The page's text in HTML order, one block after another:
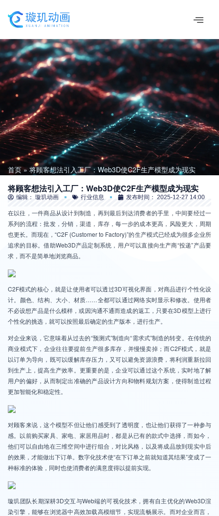
容
首页 将顾客想法引入工厂：Web3D使C2F生产模型成为现实
将顾客想法引入工厂：Web3D使C2F生产模型成为现实
编辑： 璇玑动画 行业信息 发布时间： 2025-12-27 14:00
在以往，一件商品从设计到制造，再到最后到达消费者的手里，中间要经过一
系列的流程：批发，分销，渠道，库存，每一步的成本更高，风险更大，周期
也更长。而现在，“C2F (Customer to Factory)”的生产模式已经成为很多企业所
追求的目标。借助Web3D产品定制系统，用户可以直接向生产商“投递”产品要
求，而不是简单地浏览商品。
C2F模式的核心，就是让使用者可以透过3D可视化界面，对商品进行个性化设
计。颜色、结构、大小、材质……全都可以通过网络实时显示和修改。使用者
不必设想产品是什么模样，或因沟通不通而造成的返工，只要在3D模型上进行
个性化的挑选，就可以按照最后确定的生产版本，进行生产。
对企业来说，它意味着从过去的“预测式”制造向“需求式”制造的转变。在传统的
商业模式下，企业往往要提前生产很多库存，并慢慢卖掉；而C2F模式，就是
以订单为导向，既可以缓解库存压力，又可以避免资源浪费，将利润重新拉回
到生产上，提高生产效率。更重要的是，企业可以通过这个系统，实时地了解
用户的偏好，从而制定出准确的产品设计方向和物料规划方案，使得制造过程
更加智能化和稳定性。
对顾客来说，这个模型不但让他们感受到了透明度，也让他们获得了一种参与
感。以前购买家具、家电、家居用品时，都是从已有的款式中选择，而如今，
他们可以自由地在三维空间中进行组合，对比风格，以及将成品放到现实中后
的效果，才能做出下订单。数字化技术使“在下订单之前就知道其结果”变成了一
种标准的体验，同时也使消费者的满意度得以提前实现。
璇玑团队长期深耕3D交互与Web端的可视化技术，拥有自主优化的Web3D渲
染引擎，能够在浏览器中高效加载高模细节，实现流畅展示。而对企业而言，